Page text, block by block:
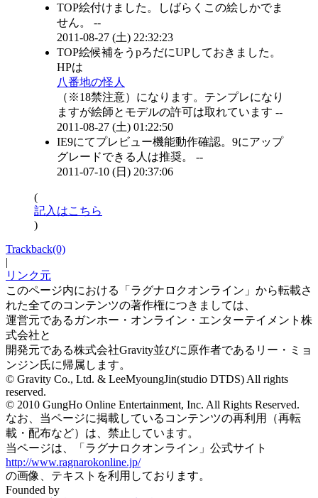
TOP絵付けました。しばらくこの絵しかでま
せん。 --
2011-08-27 (土) 22:32:23
TOP絵候補をうpろだにUPしておきました。
HPは
八番地の怪人
（※18禁注意）になります。テンプレになり
ますが絵師とモデルの許可は取れています --
2011-08-27 (土) 01:22:50
IE9にてプレビュー機能動作確認。9にアップ
グレードできる人は推奨。 --
2011-07-10 (日) 20:37:06
(
記入はこちら
)
Trackback(0)
|
リンク元
このページ内における「ラグナロクオンライン」から転載さ
れた全てのコンテンツの著作権につきましては、
運営元であるガンホー・オンライン・エンターテイメント株
式会社と
開発元である株式会社Gravity並びに原作者であるリー・ミョ
ンジン氏に帰属します。
© Gravity Co., Ltd. & LeeMyoungJin(studio DTDS) All rights
reserved.
© 2010 GungHo Online Entertainment, Inc. All Rights Reserved.
なお、当ページに掲載しているコンテンツの再利用（再転
載・配布など）は、禁止しています。
当ページは、「ラグナロクオンライン」公式サイト
http://www.ragnarokonline.jp/
の画像、テキストを利用しております。
Founded by